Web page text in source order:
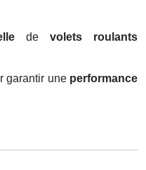
de volets roulants
garantir une performance